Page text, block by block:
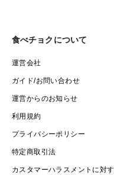
食べチョクについて
運営会社
ガイド/お問い合わせ
運営からのお知らせ
利用規約
プライバシーポリシー
特定商取引法
カスタマーハラスメントに対